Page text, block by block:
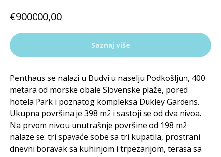
€900000,00
Saznaj više
Penthaus se nalazi u Budvi u naselju Podkošljun, 400
metara od morske obale Slovenske plaže, pored
hotela Park i poznatog kompleksa Dukley Gardens.
Ukupna površina je 398 m2 i sastoji se od dva nivoa.
Na prvom nivou unutrašnje površine od 198 m2
nalaze se: tri spavaće sobe sa tri kupatila, prostrani
dnevni boravak sa kuhinjom i trpezarijom, terasa sa